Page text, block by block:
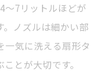
〜7リットルほどが
。ノズルは細かい部
一気に洗える扇形タ
とが大切です。